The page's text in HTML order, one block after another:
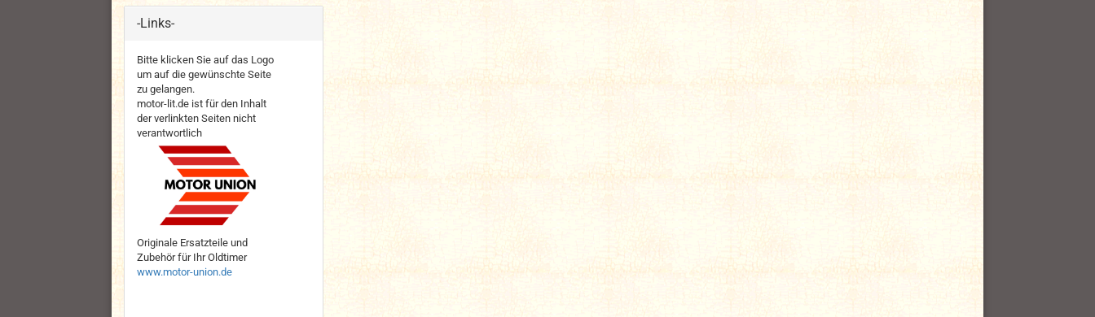
-Links-
Bitte klicken Sie auf das Logo
um auf die gewünschte Seite
zu gelangen.
motor-lit.de ist für den Inhalt
der verlinkten Seiten nicht
verantwortlich
Originale Ersatzteile und
Zubehör für Ihr Oldtimer
www.motor-union.de